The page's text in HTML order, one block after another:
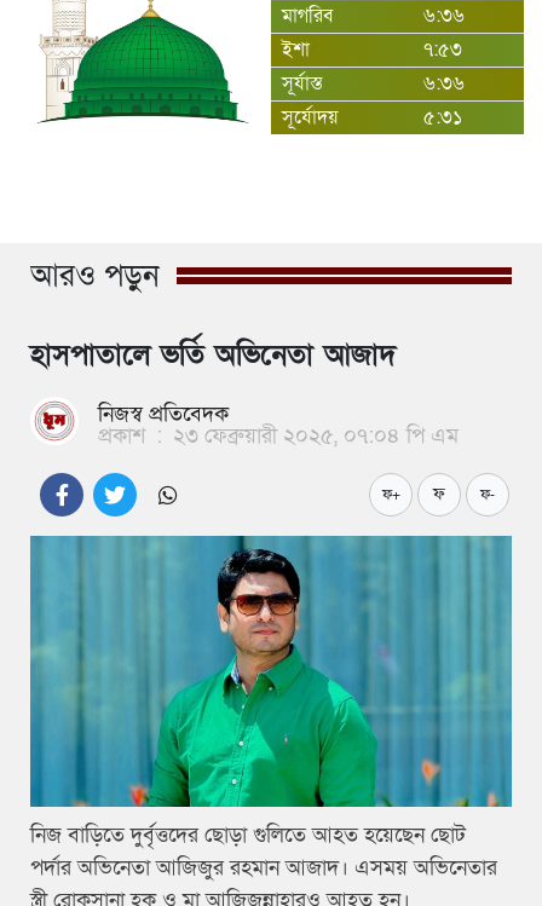
মাগরিব
৬:৩৬
ইশা
৭:৫৩
সূর্যাস্ত
৬:৩৬
সূর্যোদয়
৫:৩১
আরও পড়ুন
হাসপাতালে ভর্তি অভিনেতা আজাদ
নিজস্ব প্রতিবেদক
প্রকাশ : ২৩ ফেব্রুয়ারী ২০২৫, ০৭:০৪ পি এম
ফ+ ফ ফ-
নিজ বাড়িতে দুর্বৃত্তদের ছোড়া গুলিতে আহত হয়েছেন ছোট
পর্দার অভিনেতা আজিজুর রহমান আজাদ। এসময় অভিনেতার